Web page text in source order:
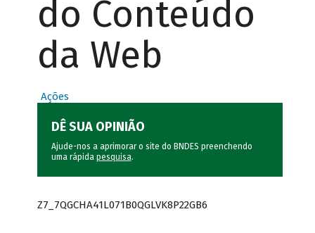
do Conteúdo
da Web
Ações
DÊ SUA OPINIÃO
Ajude-nos a aprimorar o site do BNDES preenchendo
uma rápida pesquisa.
Z7_7QGCHA41L071B0QGLVK8P22GB6